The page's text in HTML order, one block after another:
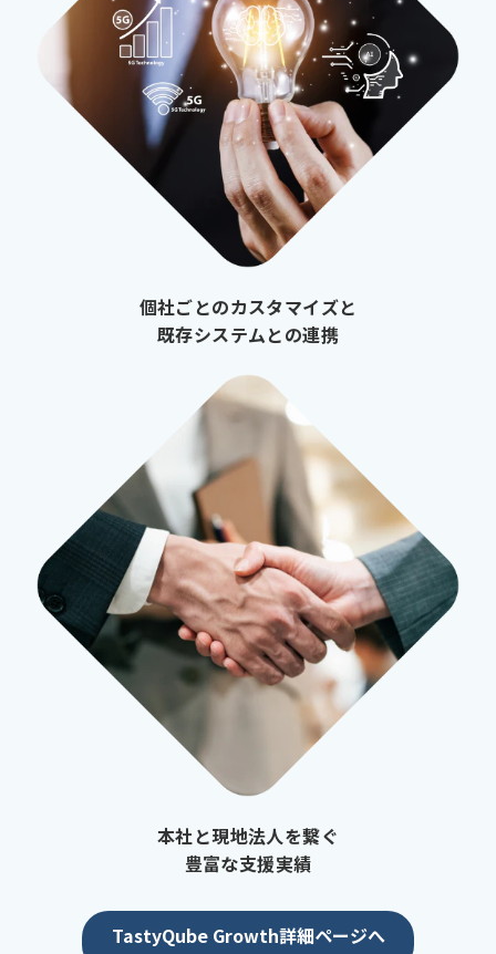
個社ごとのカスタマイズと
既存システムとの連携
本社と現地法人を繋ぐ
豊富な支援実績
TastyQube Growth詳細ページへ